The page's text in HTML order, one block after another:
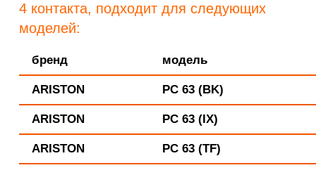
4 контакта, подходит для следующих
моделей:
бренд модель
ARISTON PC 63 (BK)
ARISTON PC 63 (IX)
ARISTON PC 63 (TF)